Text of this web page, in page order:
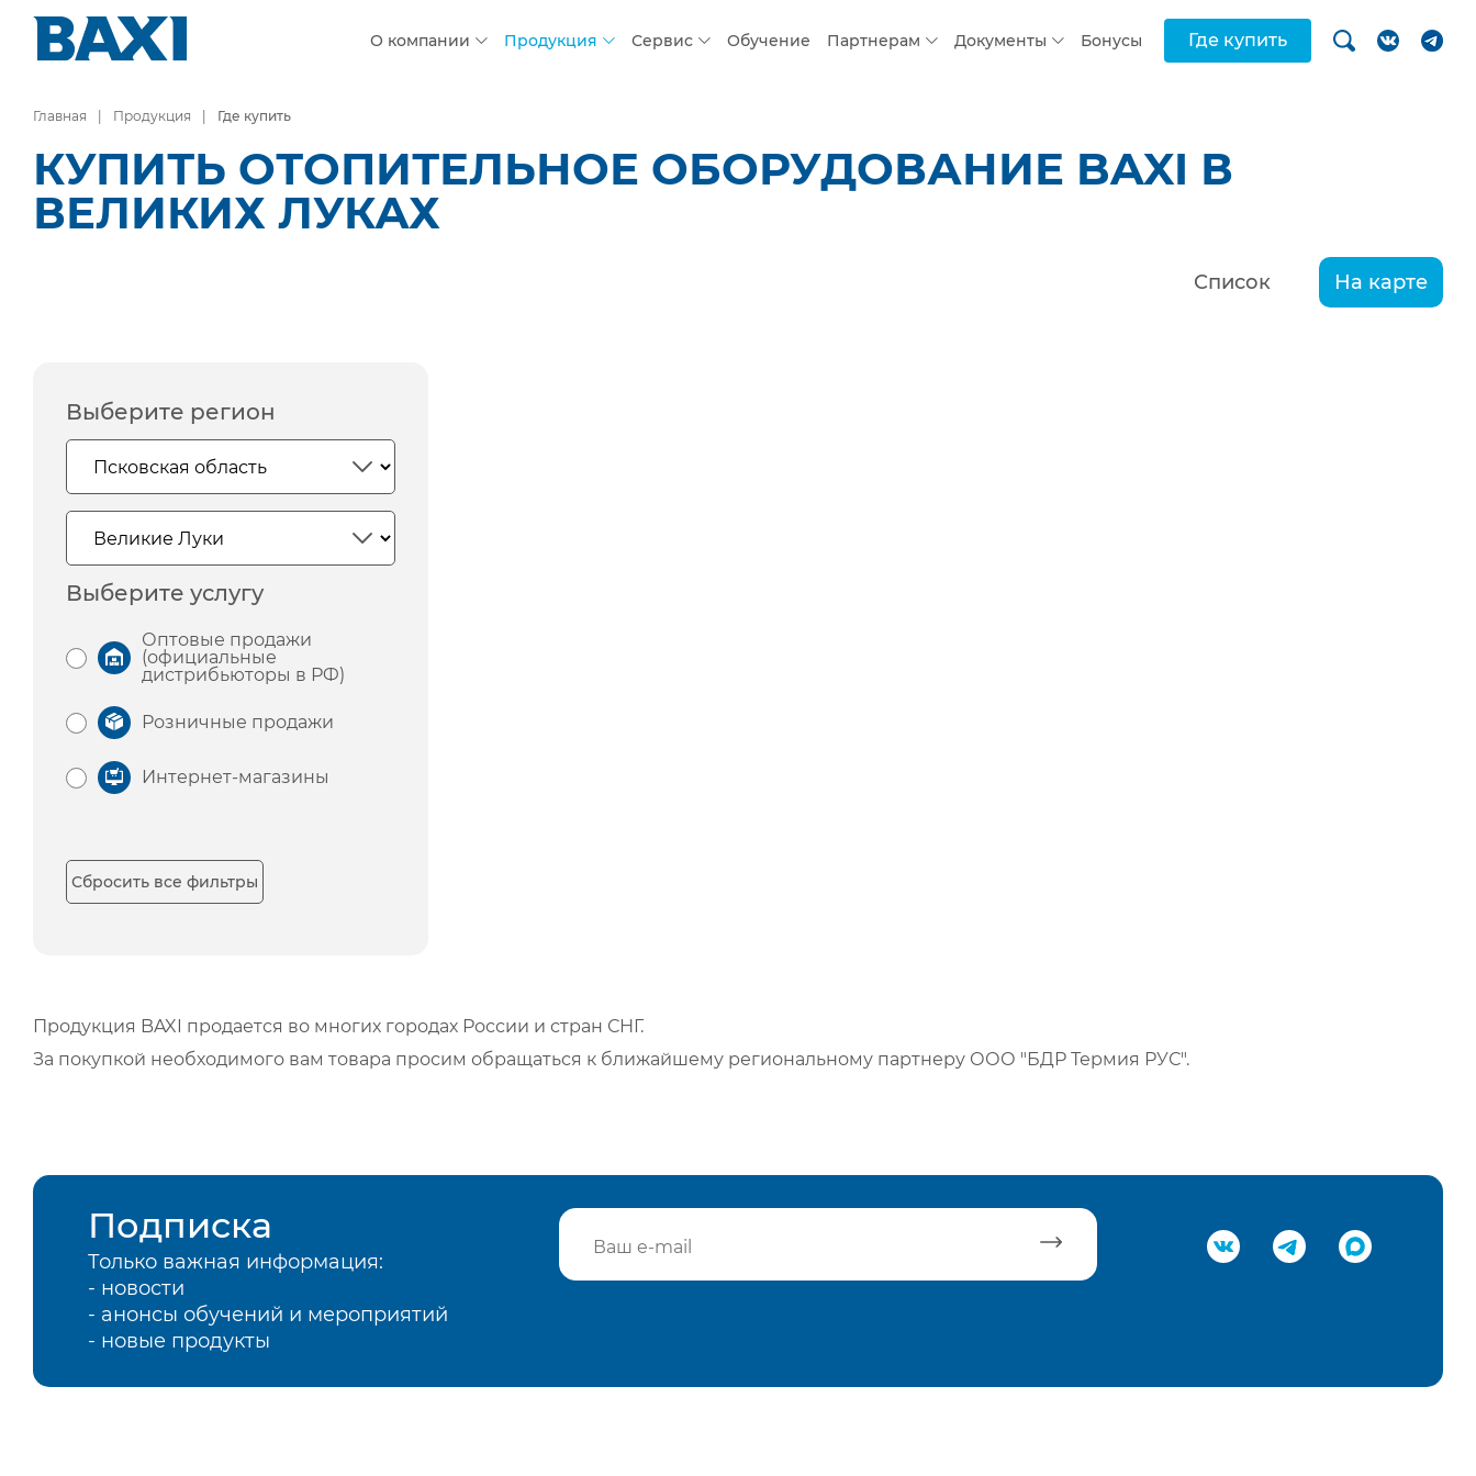
О компании Продукция Сервис Обучение Партнерам Документы Бонусы Где купить
Главная Продукция Где купить
КУПИТЬ ОТОПИТЕЛЬНОЕ ОБОРУДОВАНИЕ BAXI В
ВЕЛИКИХ ЛУКАХ
Список На карте
Выберите регион
Выберите услугу
Оптовые продажи
(официальные
дистрибьюторы в РФ)
Розничные продажи
Интернет-магазины
Сбросить все фильтры
Продукция BAXI продается во многих городах России и стран СНГ.
За покупкой необходимого вам товара просим обращаться к ближайшему региональному партнеру ООО "БДР Термия РУС".
Подписка
Только важная информация:
- новости
- анонсы обучений и мероприятий
- новые продукты